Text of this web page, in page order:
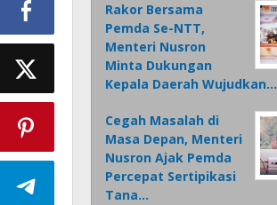
Rakor Bersama
Pemda Se-NTT,
Menteri Nusron
Minta Dukungan
Kepala Daerah Wujudkan…
Cegah Masalah di
Masa Depan, Menteri
Nusron Ajak Pemda
Percepat Sertipikasi
Tana…